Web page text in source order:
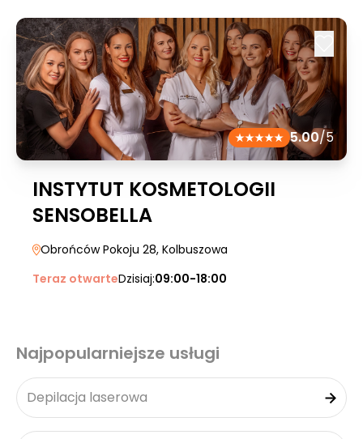
5.00/5
INSTYTUT KOSMETOLOGII
SENSOBELLA
Obrońców Pokoju 28, Kolbuszowa
Teraz otwarteDzisiaj:09:00-18:00
Najpopularniejsze usługi
Depilacja laserowa